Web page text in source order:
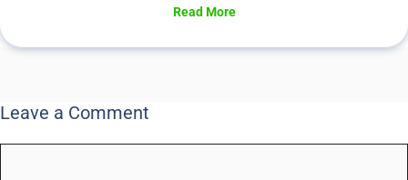
Read More
Leave a Comment